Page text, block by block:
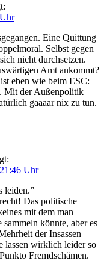
Eine Quittung
Selbst gegen
nicht durchsetzen.
Amt ankommt?
eben wie beim ESC:
Mit der Außenpolitik
gaaaar nix zu tun.
Uhr
leiden.”
Das politische
mit dem man
sammeln könnte, aber es
der Insassen
lassen wirklich leider so
Fremdschämen.